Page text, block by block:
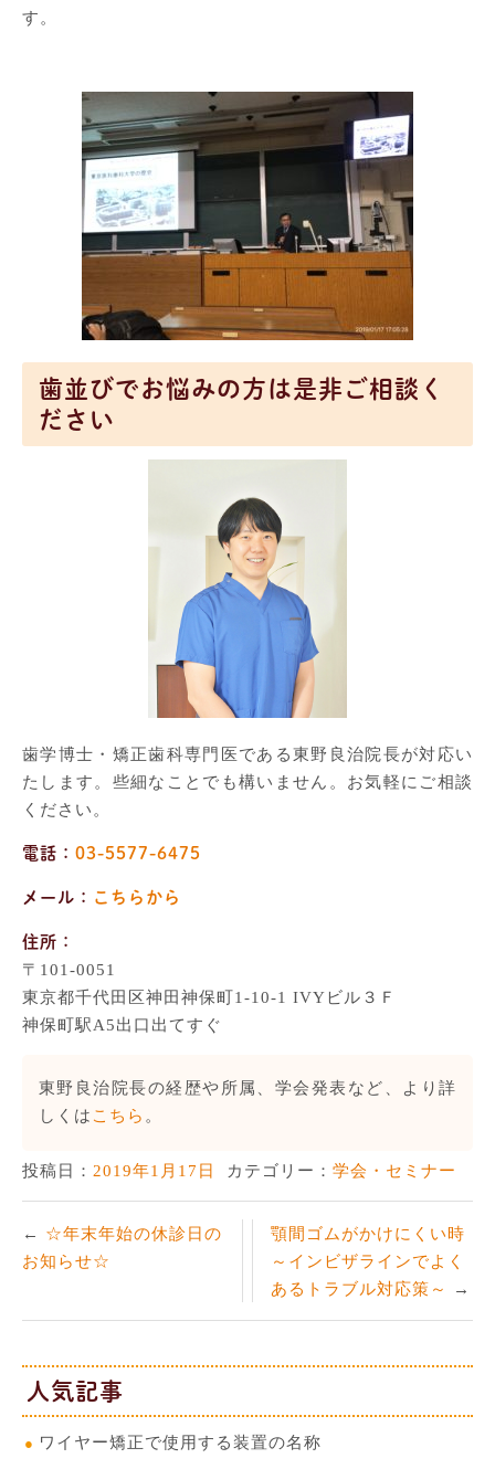
す。
歯並びでお悩みの方は是非ご相談く
ださい
歯学博士・矯正歯科専門医である東野良治院長が対応い
たします。些細なことでも構いません。お気軽にご相談
ください。
電話： 03-5577-6475
メール： こちらから
住所：
〒101-0051
東京都千代田区神田神保町1-10-1 IVYビル３Ｆ
神保町駅A5出口出てすぐ
東野良治院長の経歴や所属、学会発表など、より詳
しくは こちら 。
投稿日： 2019年1月17日 カテゴリー： 学会・セミナー
☆年末年始の休診日の
お知らせ☆
顎間ゴムがかけにくい時
～インビザラインでよく
あるトラブル対応策～
人気記事
ワイヤー矯正で使用する装置の名称